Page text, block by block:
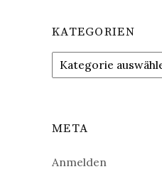
KATEGORIEN
Kategorien
META
Anmelden